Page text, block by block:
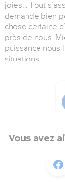
joies… Tout
demande bien
chose certaine
près de nous.
puissance nous
situations.
Vous avez